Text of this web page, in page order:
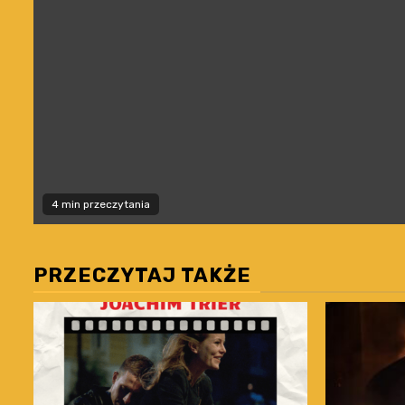
4 min przeczytania
PRZECZYTAJ TAKŻE